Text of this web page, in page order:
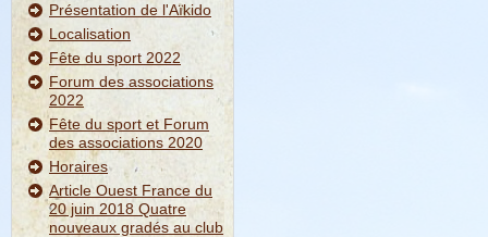
Présentation de l'Aïkido
Localisation
Fête du sport 2022
Forum des associations
2022
Fête du sport et Forum
des associations 2020
Horaires
Article Ouest France du
20 juin 2018 Quatre
nouveaux gradés au club